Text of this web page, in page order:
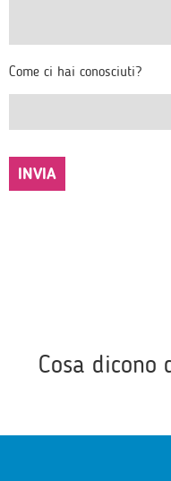
Come ci hai conosciuti?
Cosa